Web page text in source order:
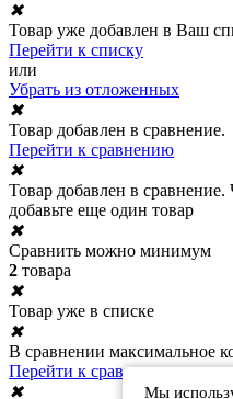
Мы
✖
Товар уже добавлен в Ваш
Перейти к списку
или
Убрать из отложенных
✖
Товар добавлен в сравнение.
Перейти к сравнению
✖
Товар добавлен в
добавьте еще один товар
✖
Сравнить можно минимум
2 товара
✖
Товар уже в списке
✖
В сравнении максимальное
Перейти к сравнению
✖